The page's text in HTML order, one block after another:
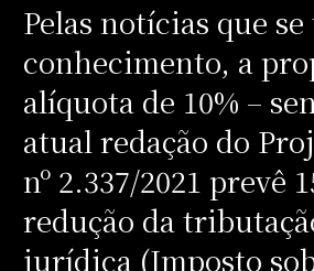
Pelas notícias que se
conhecimento, a
alíquota de 10% –
atual redação do
nº 2.337/2021 prevê
redução da
jurídica (Imposto